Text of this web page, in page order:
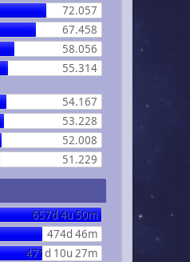
72.057
67.458
58.056
55.314
54.167
53.228
52.008
51.229
657d 4u 50m
474d 46m
471d 10u 27m